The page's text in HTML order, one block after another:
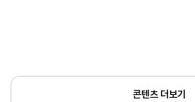
콘텐츠 더보기